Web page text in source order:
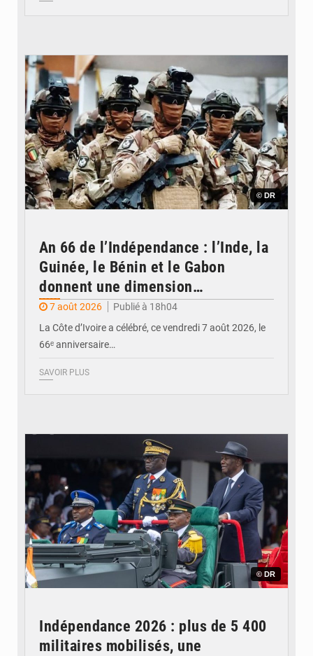
© DR
An 66 de l’Indépendance : l’Inde, la
Guinée, le Bénin et le Gabon
donnent une dimension
internationale au défilé de
Yopougon
7 août 2026
Publié à 18h04
La Côte d’Ivoire a célébré, ce vendredi 7 août 2026, le
66ᵉ anniversaire…
SAVOIR PLUS
© DR
Indépendance 2026 : plus de 5 400
militaires mobilisés, une